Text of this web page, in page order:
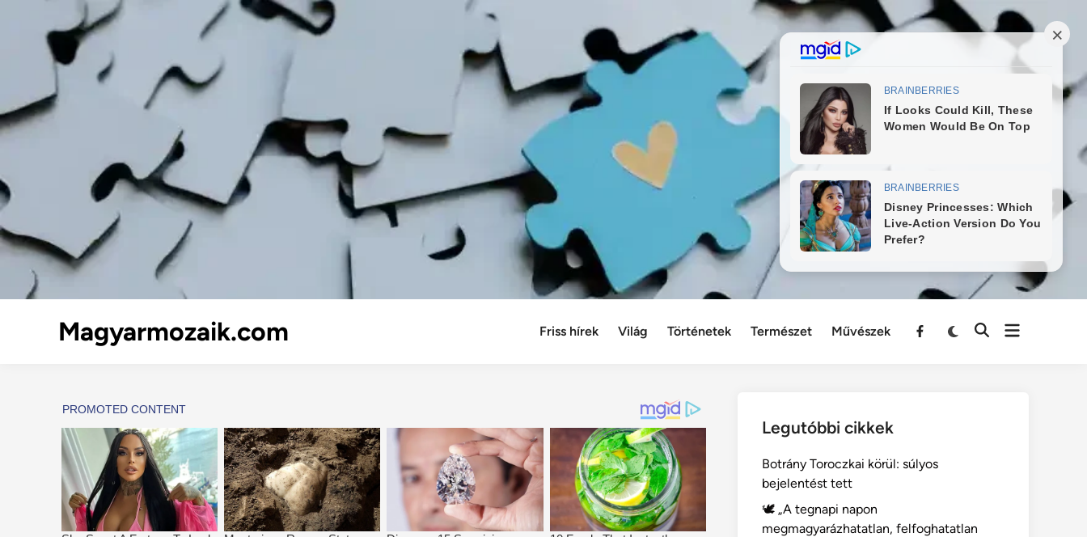
Magyarmozaik.com Friss hírek Világ Történetek Természet Művészek
Menu
Legutóbbi cikkek
Botrány Toroczkai körül: súlyos
bejelentést tett
🕊️ „A tegnapi napon
megmagyarázhatatlan, felfoghatatlan